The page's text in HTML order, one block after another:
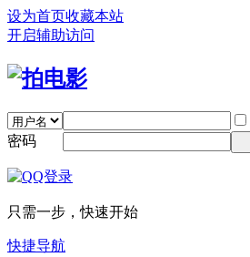
设为首页收藏本站
开启辅助访问
密码
只需一步，快速开始
快捷导航